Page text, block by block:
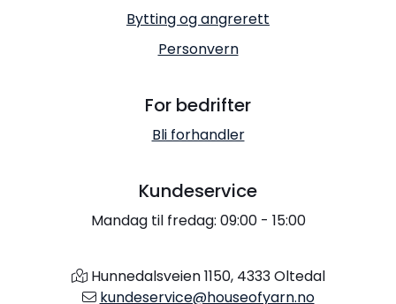
Bytting og angrerett
Personvern
For bedrifter
Bli forhandler
Kundeservice
Mandag til fredag: 09:00 - 15:00
Hunnedalsveien 1150, 4333 Oltedal
kundeservice@houseofyarn.no